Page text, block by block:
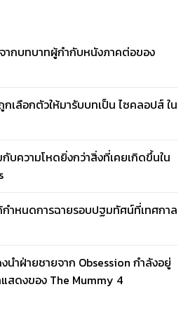
ากบทบาทผู้กำกับหนังภาคต่อของ
เลือกตัวให้มารับบทเป็น ไซคลอปส์ ใน
บความโหดยิ่งกว่าสิ่งที่เคยเกิดขึ้นใน
ำหนดการฉายรอบปฐมทัศน์ที่เทศกาล
ำฝ่ายชายจาก Obsession กำลังอยู่
แสดงของ The Mummy 4